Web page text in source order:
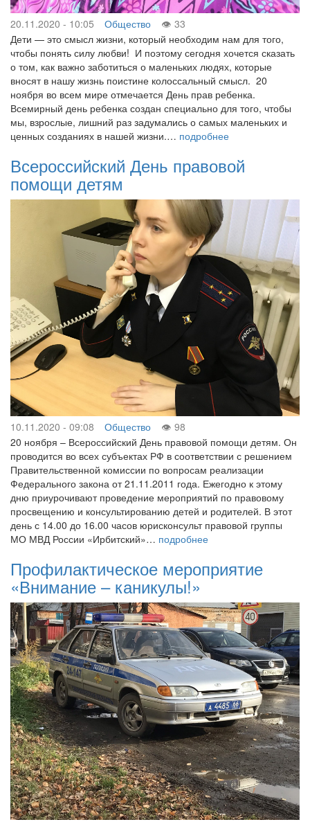
20.11.2020 - 10:05 Общество
33
Дети — это смысл жизни, который необходим нам для того,
чтобы понять силу любви! И поэтому сегодня хочется сказать
о том, как важно заботиться о маленьких людях, которые
вносят в нашу жизнь поистине колоссальный смысл. 20
ноября во всем мире отмечается День прав ребенка.
Всемирный день ребенка создан специально для того, чтобы
мы, взрослые, лишний раз задумались о самых маленьких и
ценных созданиях в нашей жизни.… подробнее
Всероссийский День правовой
помощи детям
10.11.2020 - 09:08 Общество
98
20 ноября – Всероссийский День правовой помощи детям. Он
проводится во всех субъектах РФ в соответствии с решением
Правительственной комиссии по вопросам реализации
Федерального закона от 21.11.2011 года. Ежегодно к этому
дню приурочивают проведение мероприятий по правовому
просвещению и консультированию детей и родителей. В этот
день с 14.00 до 16.00 часов юрисконсульт правовой группы
МО МВД России «Ирбитский»… подробнее
Профилактическое мероприятие
«Внимание – каникулы!»